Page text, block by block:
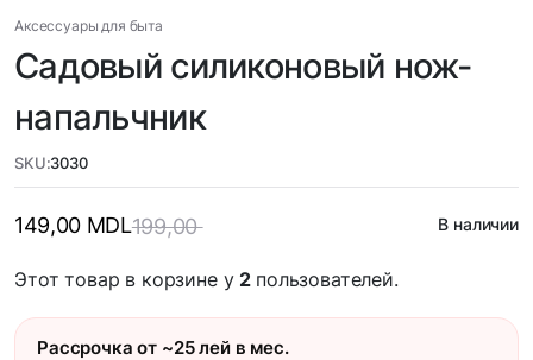
Аксессуары для быта
Садовый силиконовый нож-
напальчник
SKU:3030
199,00
149,00 MDL В наличии
Этот товар в корзине у2 пользователей.
Рассрочка от ~25 лей в мес.